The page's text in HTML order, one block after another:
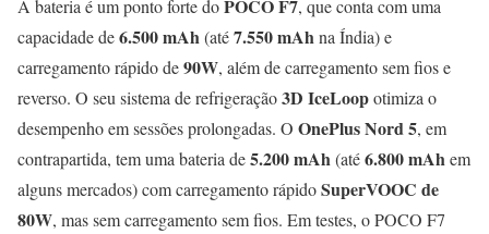
A bateria é um ponto forte doPOCO F7, que conta com uma
capacidade de6.500 mAh(até7.550 mAhna Índia) e
carregamento rápido de90W, além de carregamento sem fios e
reverso. O seu sistema de refrigeração3D IceLoopotimiza o
desempenho em sessões prolongadas. O OnePlus Nord 5, em
contrapartida, tem uma bateria de5.200 mAh(até6.800 mAhem
alguns mercados) com carregamento rápidoSuperVOOC de
80W, mas sem carregamento sem fios. Em testes, o POCO F7